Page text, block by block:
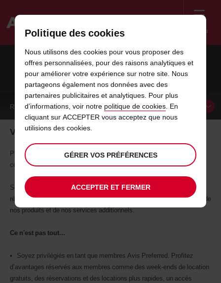
Menu
KILOMÉTRAGE ILLIMITÉ AVEC AVIS
RÉSERVER UNVÉHICULE
Voyagez encore plus loin avec le kilométrage illimité
Profitez du kilométrage illimité* sur votre location de voiture pour
conduire encore plus loin avec Avis au Luxembourg.
Sélectionnez l'agence de départ de votre location, effectuer votre
réservation en avance et profitez de notre large gamme de véhicules, de
nos produits et de nos services additionnels.
Ce n'est pas tout...
• Soyez privilégiés en tant que membres Avis Preferred. Profitez
d’avantages réservés aux membres comme des week-ends de location
gratuits, des réservations et des locations plus rapides, un accès
Politique des cookies
Nous utilisons des cookies pour vous proposer des
offres personnalisées, pour des raisons analytiques et
pour améliorer votre expérience sur notre site. Nous
partageons également nos données avec des
partenaires publicitaires et analytiques. Pour plus
d’informations, voir notre politique de cookies. En
cliquant sur ACCEPTER vous acceptez que nous
utilisions des cookies.
GÉRER VOS PRÉFÉRENCES
ACCEPTER ET FERMER